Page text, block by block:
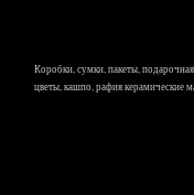
Коробки, сумки, пакеты,
цветы, кашпо, рафия керамические